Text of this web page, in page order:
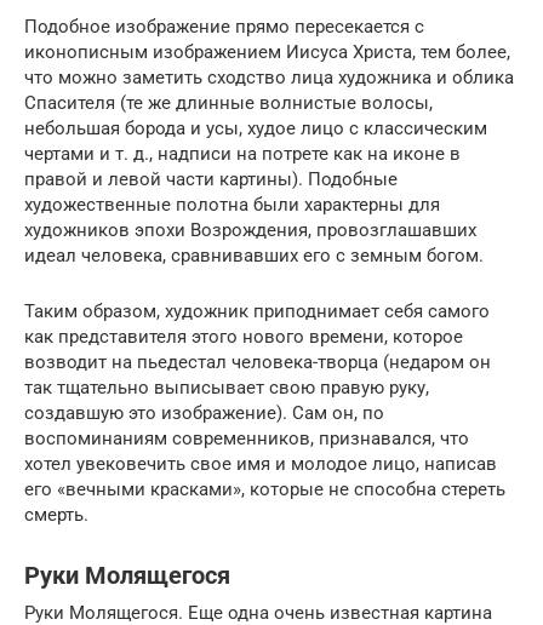
Подобное изображение прямо пересекается с
иконописным изображением Иисуса Христа, тем более,
что можно заметить сходство лица художника и облика
Спасителя (те же длинные волнистые волосы,
небольшая борода и усы, худое лицо с классическим
чертами и т. д., надписи на потрете как на иконе в
правой и левой части картины). Подобные
художественные полотна были характерны для
художников эпохи Возрождения, провозглашавших
идеал человека, сравнивавших его с земным богом.
Таким образом, художник приподнимает себя самого
как представителя этого нового времени, которое
возводит на пьедестал человека-творца (недаром он
так тщательно выписывает свою правую руку,
создавшую это изображение). Сам он, по
воспоминаниям современников, признавался, что
хотел увековечить свое имя и молодое лицо, написав
его «вечными красками», которые не способна стереть
смерть.
Руки Молящегося
Руки Молящегося. Еще одна очень известная картина